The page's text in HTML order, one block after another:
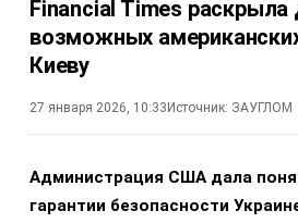
Financial Times раскрыла
возможных
Киеву
27 января 2026, 10:33 Источник: ЗАУГЛОМ
Администрация США дала
гарантии безопасности